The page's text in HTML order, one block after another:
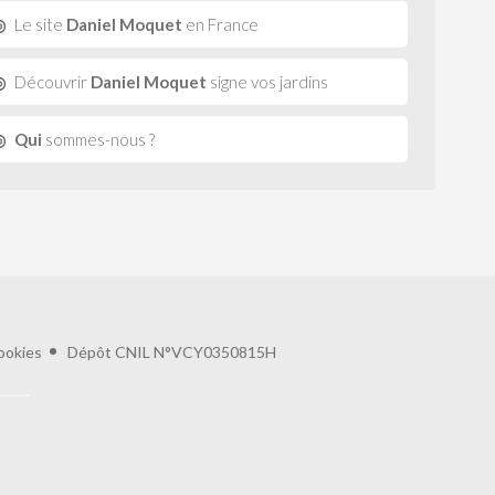
pour contrôler la manière dont vos informations sont manipulées.
Le site Daniel Moquet en France
Découvrir Daniel Moquet signe vos jardins
Qui sommes-nous ?
Dépôt CNIL N°VCY0350815H